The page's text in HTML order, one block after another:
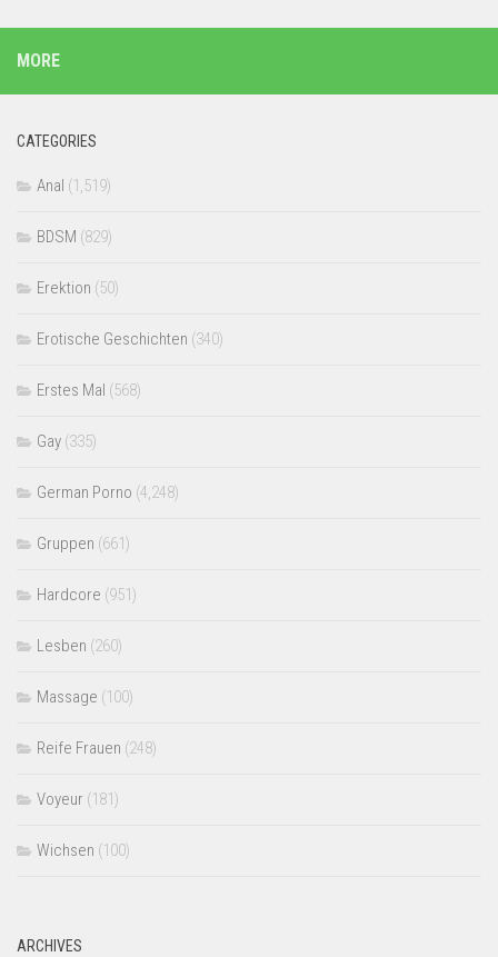
MORE
CATEGORIES
Anal (1,519)
BDSM (829)
Erektion (50)
Erotische Geschichten (340)
Erstes Mal (568)
Gay (335)
German Porno (4,248)
Gruppen (661)
Hardcore (951)
Lesben (260)
Massage (100)
Reife Frauen (248)
Voyeur (181)
Wichsen (100)
ARCHIVES